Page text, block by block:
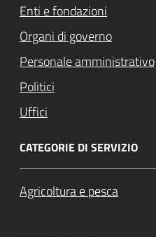
Enti e fondazioni
Organi di governo
Personale amministrativo
Politici
Uffici
CATEGORIE DI SERVIZIO
Agricoltura e pesca